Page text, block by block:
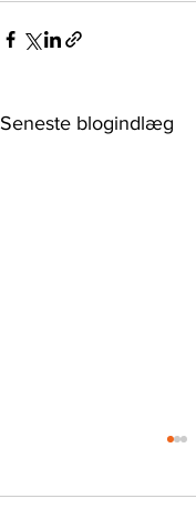
Seneste blogindlæg